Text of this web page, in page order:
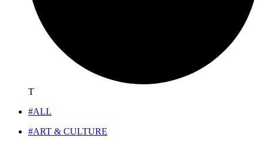
T
#ALL
#ART & CULTURE